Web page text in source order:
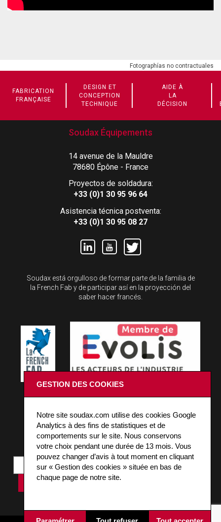
Fotographías no contractuales
FABRICATION
FRANÇAISE
DESIGN ET
CONCEPTION
TECHNIQUE
AIDE À
LA
DÉCISION
Soudax Équipements
14 avenue de la Mauldre
78680 Épône - France
Proyectos de soldadura:
+33 (0)1 30 95 96 64
Asistencia técnica postventa:
+33 (0)1 30 95 08 27
Soudax está orgulloso de formar parte de la familia de
la French Fab y de participar así en la proyección del
saber hacer francés.
¡PERMANEZCAMOS CONECTADOS!
Inscrivez-vous à notre news pour être informé des
actualités Soudax.
GESTION DES COOKIES
Notre site soudax.com utilise des cookies Google
Analytics à des fins de statistiques et de
comportements sur le site. Nous conservons
votre choix pendant une durée de 13 mois. Vous
pouvez changer d’avis à tout moment en cliquant
sur « Gestion des cookies » située en bas de
chaque page de notre site.